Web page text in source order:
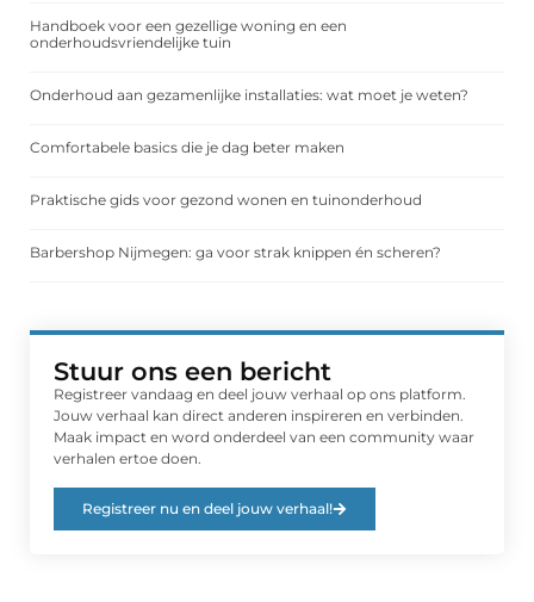
Handboek voor een gezellige woning en een
onderhoudsvriendelijke tuin
Onderhoud aan gezamenlijke installaties: wat moet je weten?
Comfortabele basics die je dag beter maken
Praktische gids voor gezond wonen en tuinonderhoud
Barbershop Nijmegen: ga voor strak knippen én scheren?
Stuur ons een bericht
Registreer vandaag en deel jouw verhaal op ons platform.
Jouw verhaal kan direct anderen inspireren en verbinden.
Maak impact en word onderdeel van een community waar
verhalen ertoe doen.
Registreer nu en deel jouw verhaal!